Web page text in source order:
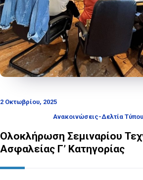
2 Οκτωβρίου, 2025
Ανακοινώσεις-Δελτία Τύπου
Ολοκλήρωση Σεμιναρίου
Ασφαλείας Γ’ Κατηγορίας